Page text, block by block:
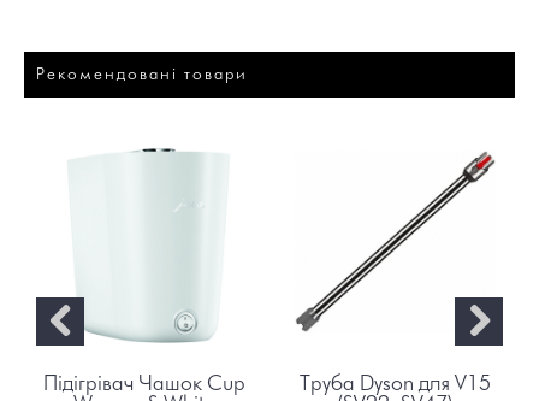
Рекомендовані товари
Підігрівач Чашок Cup Труба Dyson для V15